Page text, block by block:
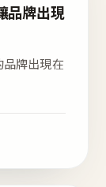
品牌出現
牌出現在